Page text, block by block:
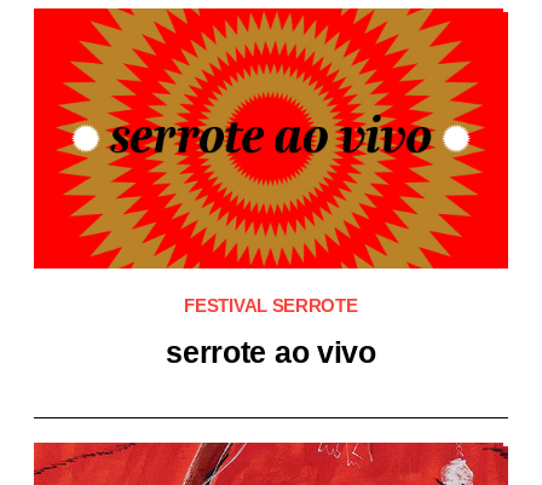
FESTIVAL SERROTE
serrote ao vivo